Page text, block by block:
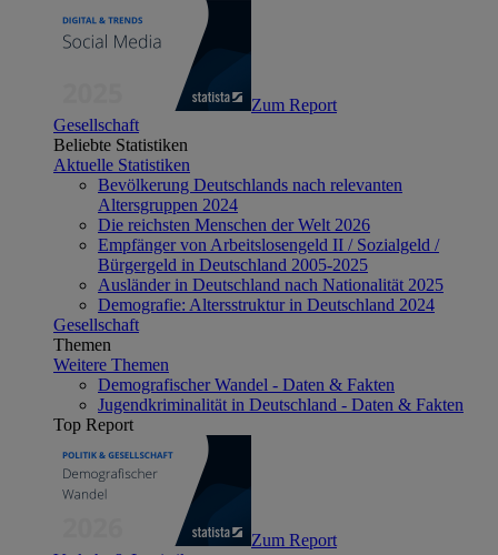
Zum Report
Gesellschaft
Beliebte Statistiken
Aktuelle Statistiken
Bevölkerung Deutschlands nach relevanten
Altersgruppen 2024
Die reichsten Menschen der Welt 2026
Empfänger von Arbeitslosengeld II / Sozialgeld /
Bürgergeld in Deutschland 2005-2025
Ausländer in Deutschland nach Nationalität 2025
Demografie: Altersstruktur in Deutschland 2024
Gesellschaft
Themen
Weitere Themen
Demografischer Wandel - Daten & Fakten
Jugendkriminalität in Deutschland - Daten & Fakten
Top Report
Zum Report